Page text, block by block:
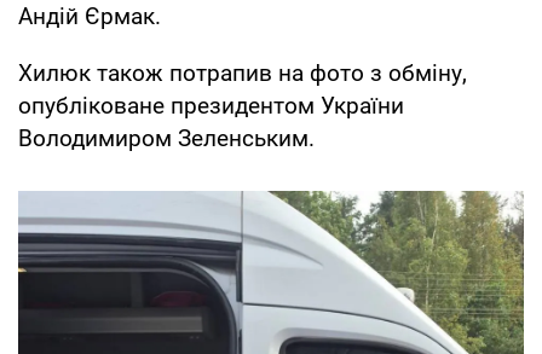
Андій Єрмак.
Хилюк також потрапив на фото з обміну,
опубліковане президентом України
Володимиром Зеленським.